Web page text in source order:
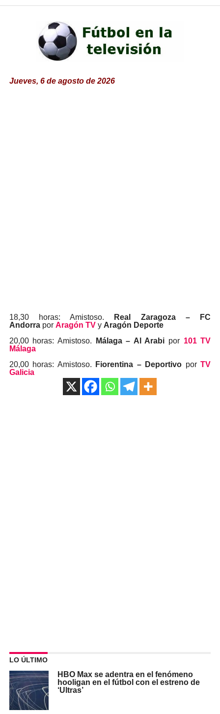
Jueves, 6 de agosto de 2026
18,30 horas: Amistoso.
Real Zaragoza – FC
Andorra por Aragón TVy Aragón Deporte
20,00 horas: Amistoso.
Málaga – Al Arabi por 101 TV
Málaga
20,00 horas: Amistoso.
Fiorentina – Deportivo porTV
Galicia
LO ÚLTIMO
HBO Max se adentra en el fenómeno
hooligan en el fútbol con el estreno de
‘Ultras’